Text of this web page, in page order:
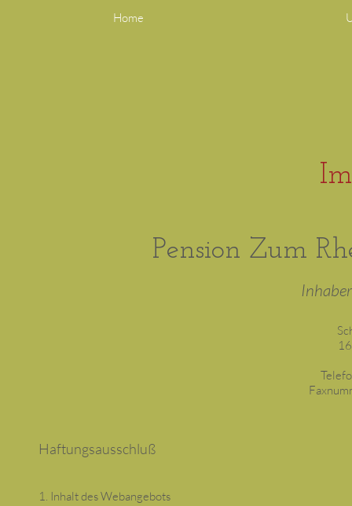
Home
Pension Zum
Haftungsausschluß
1. Inhalt des Webangebots